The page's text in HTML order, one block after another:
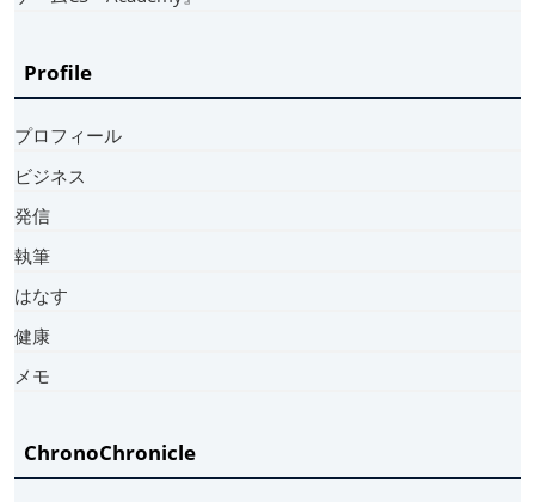
Profile
プロフィール
ビジネス
発信
執筆
はなす
健康
メモ
ChronoChronicle